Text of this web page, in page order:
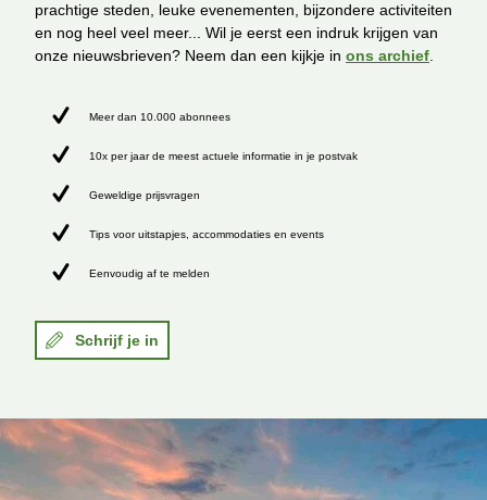
prachtige steden, leuke evenementen, bijzondere activiteiten
en nog heel veel meer... Wil je eerst een indruk krijgen van
onze nieuwsbrieven? Neem dan een kijkje in ons archief
Meer dan 10.000 abonnees
10x per jaar de meest actuele informatie in je postvak
Geweldige prijsvragen
Tips voor uitstapjes, accommodaties en events
Eenvoudig af te melden
Schrijf je in